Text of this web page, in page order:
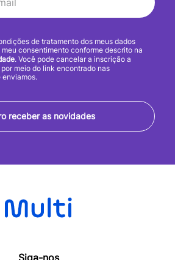
receber as novidades
de tratamento dos meus dados
consentimento conforme descrito na
. Você pode cancelar a inscrição a
meio do link encontrado nas
enviamos.
Siga-nos